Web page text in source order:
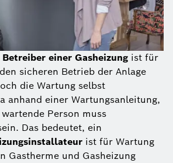
einer Gasheizung ist für
sicheren Betrieb der Anlage
die Wartung selbst
anhand einer Wartungsanleitung,
Person muss
Das bedeutet, ein
ist für Wartung
Gastherme und Gasheizung